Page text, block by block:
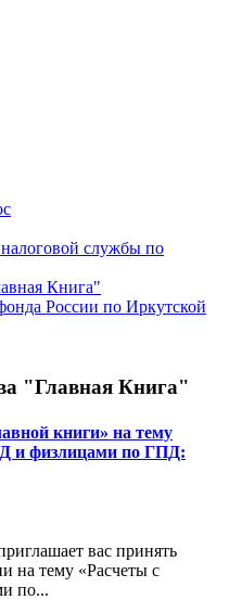
службы по
Книга"
России по Иркутской
"Главная Книга"
книги» на тему
и физлицами по ГПД:
вас принять
на тему «Расчеты с
по...